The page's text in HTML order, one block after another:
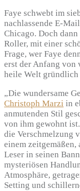
Faye schwebt im
nachlassende E-
Chicago. Doch
Roller, mit einer
Frage, wer Faye
erst der Anfang von
heile Welt
„Die wundersame
Christoph Marzi in
anmutenden Stil
von ihm gewohnt
die Verschmelzung
einem zeitgemäßen,
Leser in seinen
mysteriösen
Atmosphäre,
Setting und